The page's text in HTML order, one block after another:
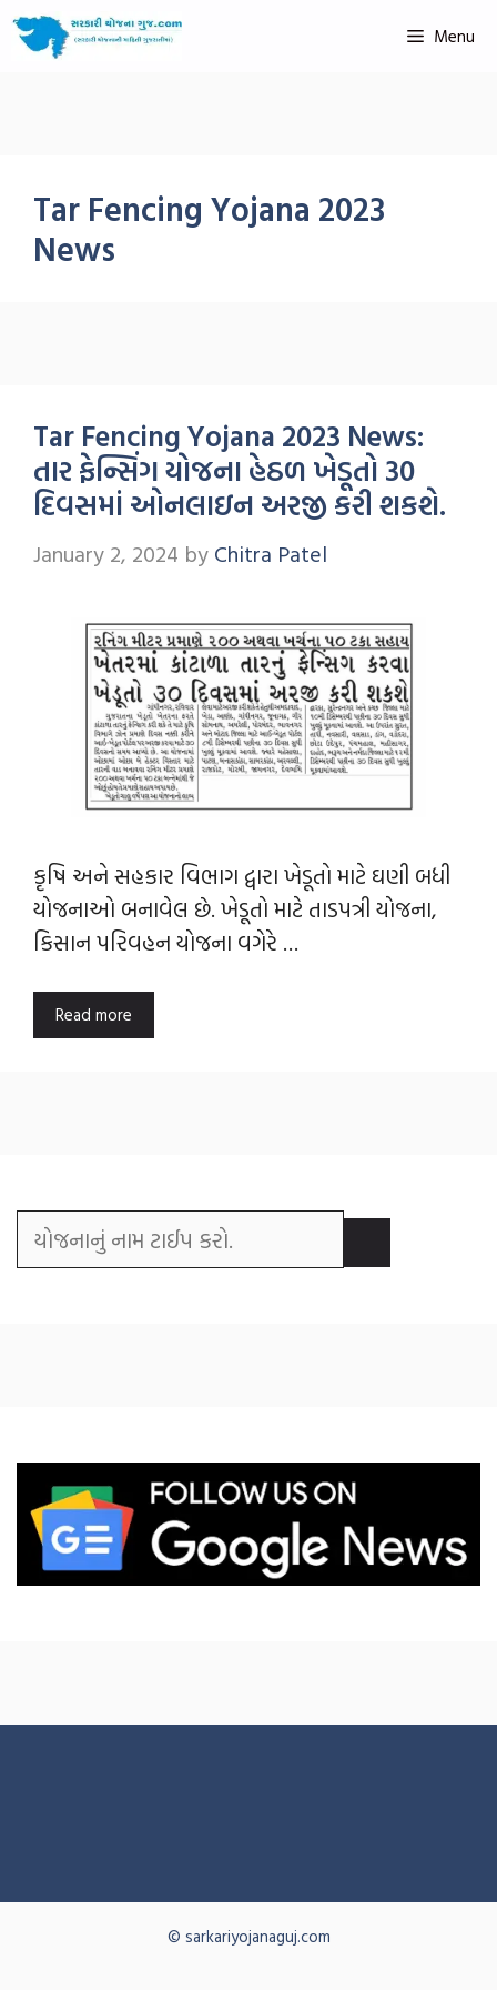
Menu
Tar Fencing Yojana 2023
News
Tar Fencing Yojana 2023 News:
તાર ફેન્સિંગ યોજના હેઠળ ખેડૂતો 30
દિવસમાં ઓનલાઇન અરજી કરી શકશે.
January 2, 2024 by Chitra Patel
કૃષિ અને સહકાર વિભાગ દ્વારા ખેડૂતો માટે ઘણી બધી
યોજનાઓ બનાવેલ છે. ખેડૂતો માટે તાડપત્રી યોજના,
કિસાન પરિવહન યોજના વગેરે …
Read more
© sarkariyojanaguj.com